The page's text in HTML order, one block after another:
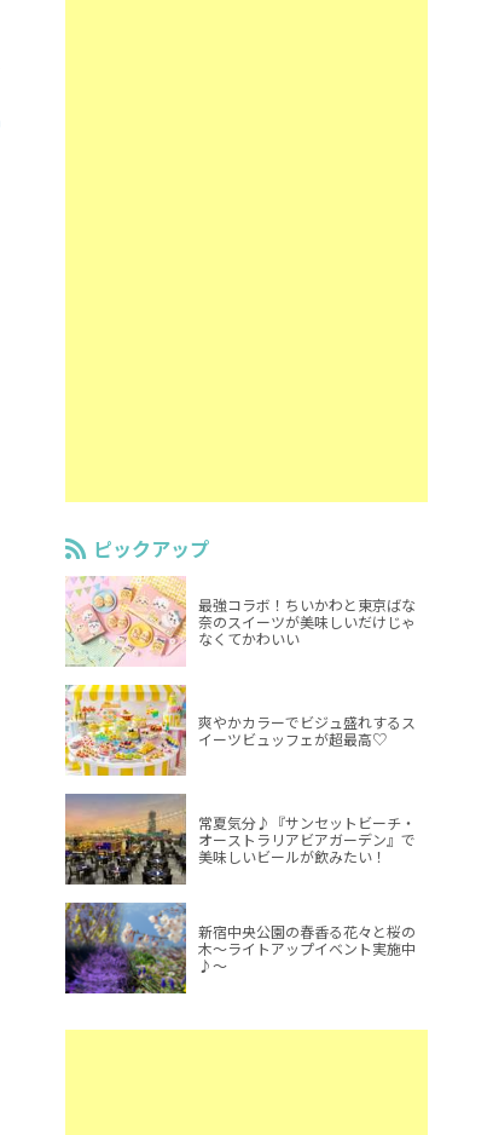
ピックアップ
最強コラボ！ちいかわと東京ばな
奈のスイーツが美味しいだけじゃ
なくてかわいい
爽やかカラーでビジュ盛れするス
イーツビュッフェが超最高♡
常夏気分♪『サンセットビーチ・
オーストラリアビアガーデン』で
美味しいビールが飲みたい！
新宿中央公園の春香る花々と桜の
木～ライトアップイベント実施中
♪～